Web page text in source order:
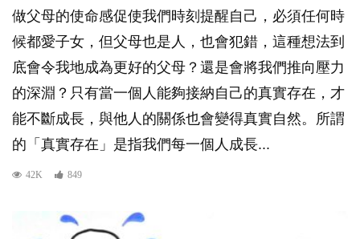
做父母的使命感促使我們時刻提醒自己，必須任何時
候都愛子女，但父母也是人，也會犯錯，這種想法到
底會令我地成為更好的父母？還是會將我們推向壓力
的深淵？只有當一個人能夠接納自己的真實存在，才
能不斷成長，與他人的關係也會變得真實自然。所謂
的「真實存在」是指我們每一個人成長...
42K 849